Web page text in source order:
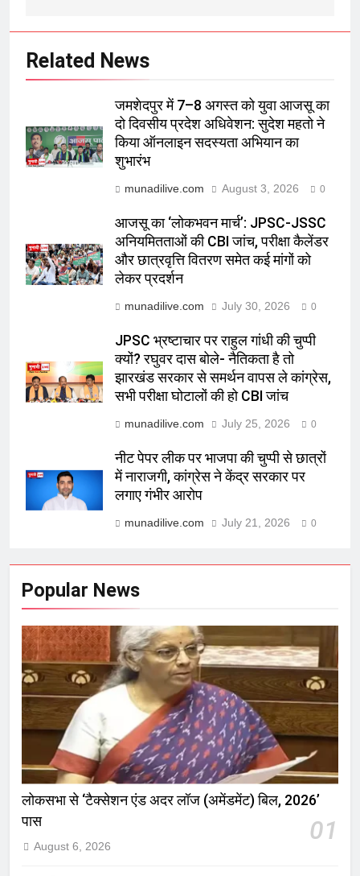
Related News
जमशेदपुर में 7–8 अगस्त को युवा आजसू का
दो दिवसीय प्रदेश अधिवेशन: सुदेश महतो ने
किया ऑनलाइन सदस्यता अभियान का
शुभारंभ
munadilive.com August 3, 2026 0
आजसू का ‘लोकभवन मार्च’: JPSC-JSSC
अनियमितताओं की CBI जांच, परीक्षा कैलेंडर
और छात्रवृत्ति वितरण समेत कई मांगों को
लेकर प्रदर्शन
munadilive.com July 30, 2026 0
JPSC भ्रष्टाचार पर राहुल गांधी की चुप्पी
क्यों? रघुवर दास बोले- नैतिकता है तो
झारखंड सरकार से समर्थन वापस ले कांग्रेस,
सभी परीक्षा घोटालों की हो CBI जांच
munadilive.com July 25, 2026 0
नीट पेपर लीक पर भाजपा की चुप्पी से छात्रों
में नाराजगी, कांग्रेस ने केंद्र सरकार पर
लगाए गंभीर आरोप
munadilive.com July 21, 2026 0
Popular News
लोकसभा से ‘टैक्सेशन एंड अदर लॉज (अमेंडमेंट) बिल, 2026’
पास
01
August 6, 2026